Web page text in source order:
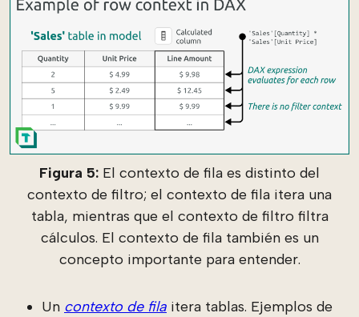
Figura 5: El contexto de fila es distinto del
contexto de filtro; el contexto de fila itera una
tabla, mientras que el contexto de filtro filtra
cálculos. El contexto de fila también es un
concepto importante para entender.
Un contexto de fila itera tablas. Ejemplos de